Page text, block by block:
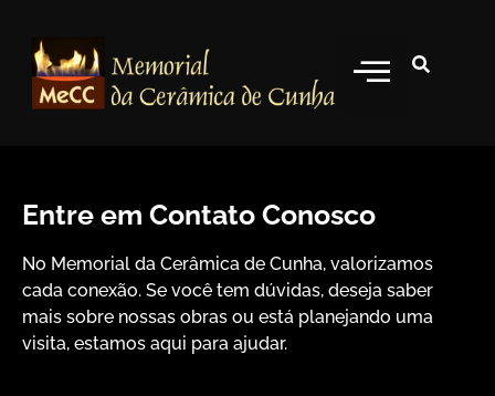
Entre em Contato Conosco
No Memorial da Cerâmica de Cunha, valorizamos
cada conexão. Se você tem dúvidas, deseja saber
mais sobre nossas obras ou está planejando uma
visita, estamos aqui para ajudar.